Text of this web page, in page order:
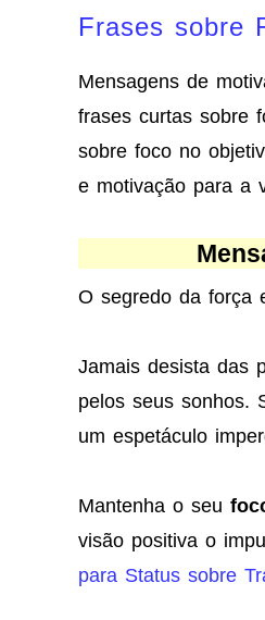
Frases sobre
Mensagens de
frases curtas sobre
sobre foco no
e motivação para a
O segredo da força
Jamais desista das
pelos seus sonhos.
um espetáculo
Mantenha o seu
visão positiva o
para Status sobre